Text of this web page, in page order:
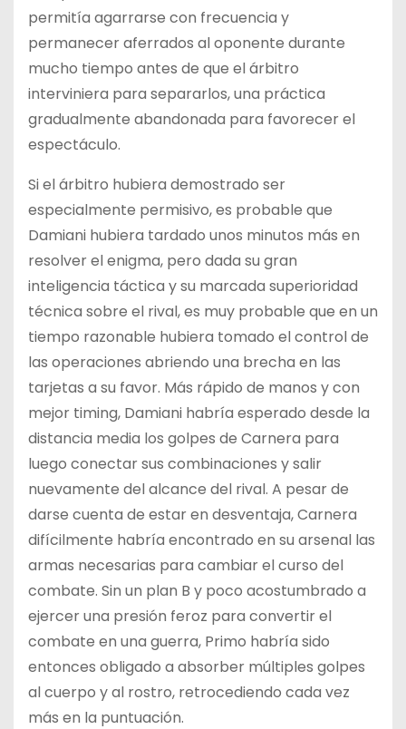
permitía agarrarse con frecuencia y
permanecer aferrados al oponente durante
mucho tiempo antes de que el árbitro
interviniera para separarlos, una práctica
gradualmente abandonada para favorecer el
espectáculo.
Si el árbitro hubiera demostrado ser
especialmente permisivo, es probable que
Damiani hubiera tardado unos minutos más en
resolver el enigma, pero dada su gran
inteligencia táctica y su marcada superioridad
técnica sobre el rival, es muy probable que en un
tiempo razonable hubiera tomado el control de
las operaciones abriendo una brecha en las
tarjetas a su favor. Más rápido de manos y con
mejor timing, Damiani habría esperado desde la
distancia media los golpes de Carnera para
luego conectar sus combinaciones y salir
nuevamente del alcance del rival. A pesar de
darse cuenta de estar en desventaja, Carnera
difícilmente habría encontrado en su arsenal las
armas necesarias para cambiar el curso del
combate. Sin un plan B y poco acostumbrado a
ejercer una presión feroz para convertir el
combate en una guerra, Primo habría sido
entonces obligado a absorber múltiples golpes
al cuerpo y al rostro, retrocediendo cada vez
más en la puntuación.